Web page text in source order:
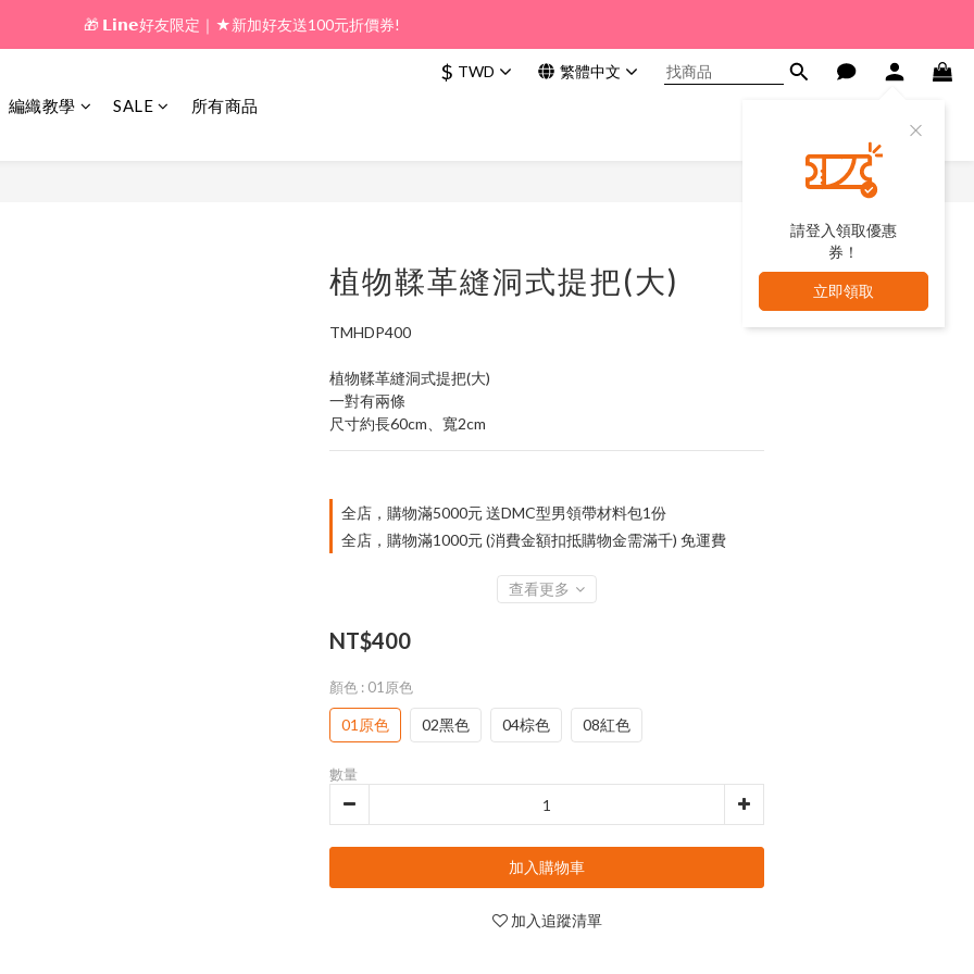
🎁 新好友購物金｜★加入新會員領券送100元!
🎁 𝗟𝗶𝗻𝗲好友限定｜★新加好友送100元折價券!
$ TWD 繁體中文
請登入領取優惠
券！
立即領取
編織教學 SALE 所有商品
植物鞣革縫洞式提把(大)
TMHDP400
植物鞣革縫洞式提把(大)
一對有兩條
尺寸約長60cm、寬2cm
全店，購物滿5000元 送DMC型男領帶材料包1份
全店，購物滿1000元 (消費金額扣抵購物金需滿千) 免運費
查看更多
NT$400
顏色 : 01原色
01原色 02黑色 04棕色 08紅色
數量
加入購物車
加入追蹤清單